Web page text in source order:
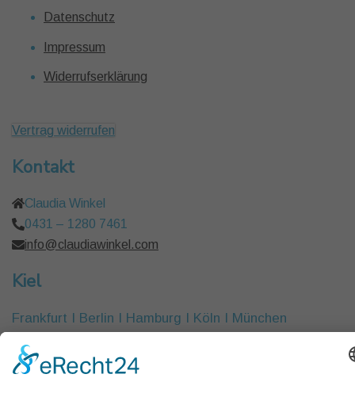
Datenschutz
Impressum
Widerrufserklärung
Vertrag widerrufen
Kontakt
Claudia Winkel
0431 – 1280 7461
info@claudiawinkel.com
Kiel
Frankfurt I Berlin I Hamburg I Köln I München